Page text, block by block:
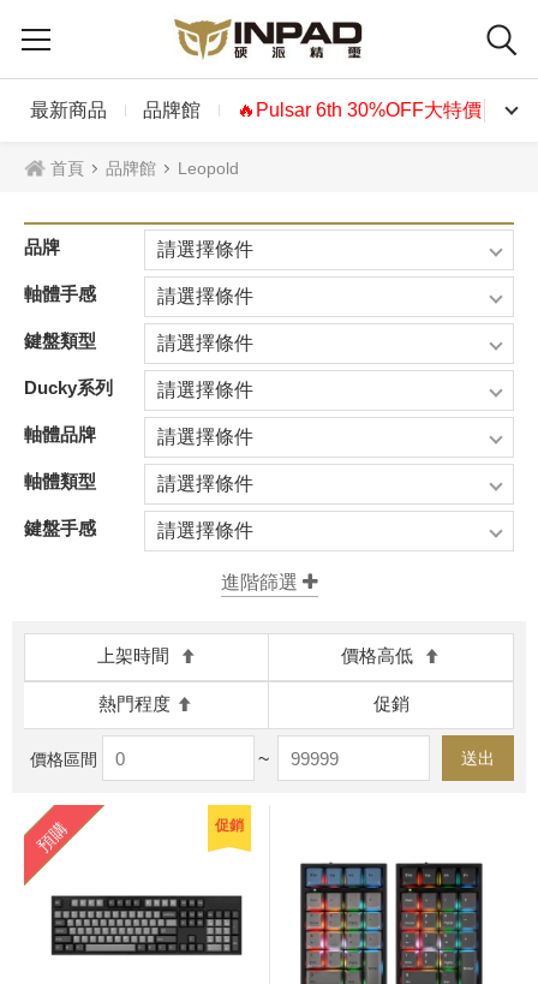
最新商品 品牌館 🔥Pulsar 6th 30%OFF大特價🔥
首頁 品牌館 Leopold
品牌 請選擇條件
軸體手感 請選擇條件
鍵盤類型 請選擇條件
Ducky系列 請選擇條件
軸體品牌 請選擇條件
軸體類型 請選擇條件
鍵盤手感 請選擇條件
上架時間 價格高低
熱門程度 促銷
價格區間 ~ 送出
預購 促銷